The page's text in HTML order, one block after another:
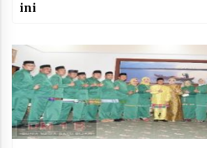
ini